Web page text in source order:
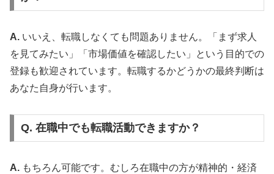
A. いいえ、転職しなくても問題ありません。「まず求人
を見てみたい」「市場価値を確認したい」という目的での
登録も歓迎されています。転職するかどうかの最終判断は
あなた自身が行います。
Q. 在職中でも転職活動できますか？
A. もちろん可能です。むしろ在職中の方が精神的・経済